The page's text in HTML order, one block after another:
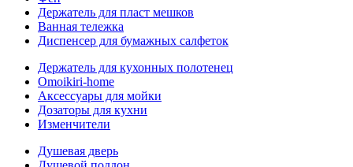
Держатель для пласт мешков
Ванная тележка
Диспенсер для бумажных салфеток
Держатель для кухонных полотенец
Omoikiri-home
Аксессуары для мойки
Дозаторы для кухни
Изменчители
Душевая дверь